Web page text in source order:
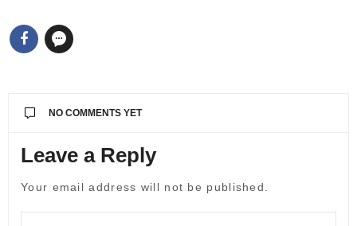
NO COMMENTS YET
Leave a Reply
Your email address will not be published.